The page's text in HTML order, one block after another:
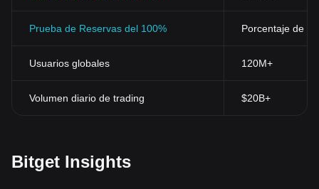
Prueba de Reservas del 100% Porcentaje de
Usuarios globales 120M+
Volumen diario de trading $20B+
Bitget Insights